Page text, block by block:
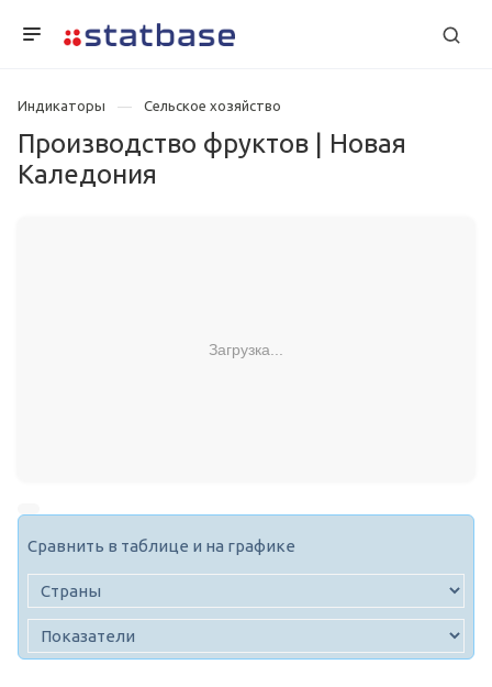
Индикаторы Сельское хозяйство
Производство фруктов | Новая
Каледония
Загрузка...
Сравнить в таблице и на графике